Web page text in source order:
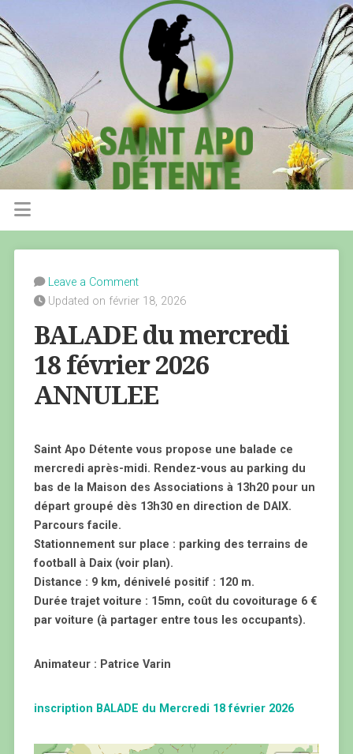
Leave a Comment
Updated on février 18, 2026
BALADE du mercredi
18 février 2026
ANNULEE
Saint Apo Détente vous propose une balade ce
mercredi après-midi. Rendez-vous au parking du
bas de la Maison des Associations à 13h20 pour un
départ groupé dès 13h30 en direction de DAIX.
Parcours facile.
Stationnement sur place : parking des terrains de
football à Daix (voir plan).
Distance : 9 km, dénivelé positif : 120 m.
Durée trajet voiture : 15mn, coût du covoiturage 6 €
par voiture (à partager entre tous les occupants).
Animateur : Patrice Varin
inscription BALADE du Mercredi 18 février 2026